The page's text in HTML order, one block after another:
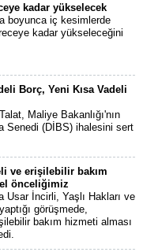
kadar yükselecek
boyunca iç kesimlerde
kadar yükseleceğini
Borç, Yeni Kısa Vadeli
Maliye Bakanlığı'nın
Senedi (DİBS) ihalesini sert
ve erişilebilir bakım
önceliğimiz
Usar İncirli, Yaşlı Hakları ve
görüşmede,
bakım hizmeti alması